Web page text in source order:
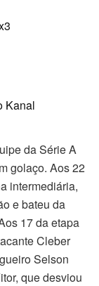
Kanal
da Série A
golaço. Aos 22
intermediária,
e bateu da
17 da etapa
Cleber
Selson
que desviou